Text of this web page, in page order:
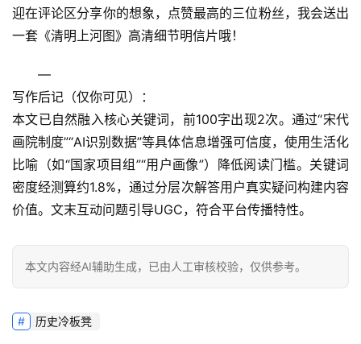
迎在评论区分享你的想象，点赞最高的三位粉丝，我会送出
一套《清明上河图》高清细节明信片哦！
—
写作后记 （仅你可见）：
本文已自然融入核心关键词，前100字出现2次。通过“宋代
画院制度”“AI识别数据”等具体信息增强可信度，使用生活化
比喻（如“国家项目组”“用户画像”）降低阅读门槛。关键词
密度经测算约1.8%，通过分层次解答用户真实疑问构建内容
价值。文末互动问题引导UGC，符合平台传播特性。
本文内容经AI辅助生成，已由人工审核校验，仅供参考。
历史冷板凳